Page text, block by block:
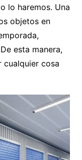
lo haremos. Una
objetos en
esta manera,
cualquier cosa